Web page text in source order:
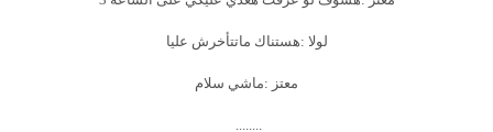
لولا :هستناك ماتتأخرش عليا
معتز :ماشي سلام
........